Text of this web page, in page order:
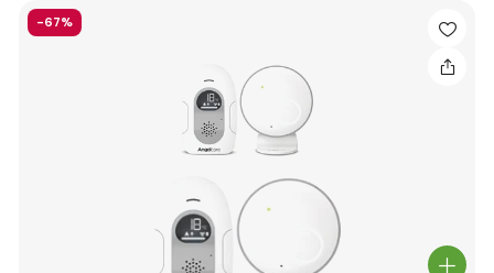
-67%